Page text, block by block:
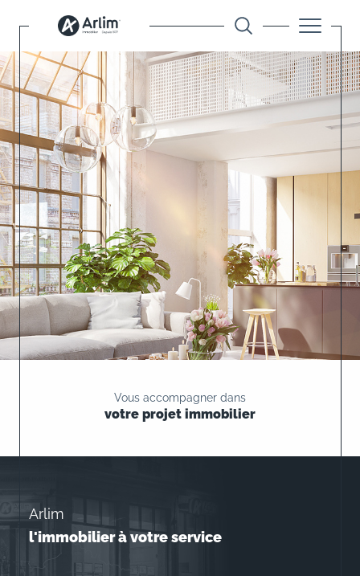
Vous accompagner dans
votre projet immobilier
Arlim
l'immobilier à votre service